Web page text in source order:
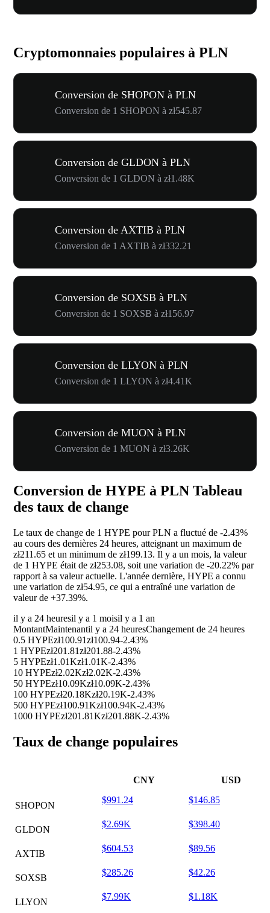
Cryptomonnaies populaires à PLN
Conversion de SHOPON à PLN
Conversion de 1 SHOPON à zł545.87
Conversion de GLDON à PLN
Conversion de 1 GLDON à zł1.48K
Conversion de AXTIB à PLN
Conversion de 1 AXTIB à zł332.21
Conversion de SOXSB à PLN
Conversion de 1 SOXSB à zł156.97
Conversion de LLYON à PLN
Conversion de 1 LLYON à zł4.41K
Conversion de MUON à PLN
Conversion de 1 MUON à zł3.26K
Conversion de HYPE à PLN Tableau
des taux de change
Le taux de change de 1 HYPE pour PLN a fluctué de -2.43%
au cours des dernières 24 heures, atteignant un maximum de
zł211.65 et un minimum de zł199.13. Il y a un mois, la valeur
de 1 HYPE était de zł253.08, soit une variation de -20.22% par
rapport à sa valeur actuelle. L'année dernière, HYPE a connu
une variation de zł54.95, ce qui a entraîné une variation de
valeur de +37.39%.
il y a 24 heuresil y a 1 moisil y a 1 an
MontantMaintenantil y a 24 heuresChangement de 24 heures
0.5 HYPEzł100.91zł100.94-2.43%
1 HYPEzł201.81zł201.88-2.43%
5 HYPEzł1.01Kzł1.01K-2.43%
10 HYPEzł2.02Kzł2.02K-2.43%
50 HYPEzł10.09Kzł10.09K-2.43%
100 HYPEzł20.18Kzł20.19K-2.43%
500 HYPEzł100.91Kzł100.94K-2.43%
1000 HYPEzł201.81Kzł201.88K-2.43%
Taux de change populaires
CNY USD
SHOPON
$991.24 $146.85
GLDON
$2.69K $398.40
AXTIB
$604.53 $89.56
SOXSB
$285.26 $42.26
LLYON
$7.99K $1.18K